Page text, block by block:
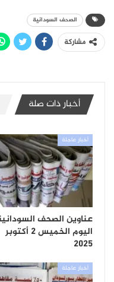
الصحف السودانية
مشاركة
أخبار ذات صلة
أخبار عاجلة
عناوين الصحف
اليوم الخميس 2 أكتوبر
2025
أخبار عاجلة